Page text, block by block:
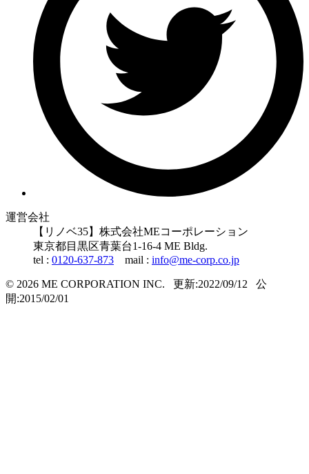
運営会社
【リノベ35】株式会社MEコーポレーション
東京都目黒区青葉台1-16-4 ME Bldg.
tel : 0120-637-873 mail : info@me-corp.co.jp
© 2026 ME CORPORATION INC. 更新:2022/09/12 公
開:2015/02/01